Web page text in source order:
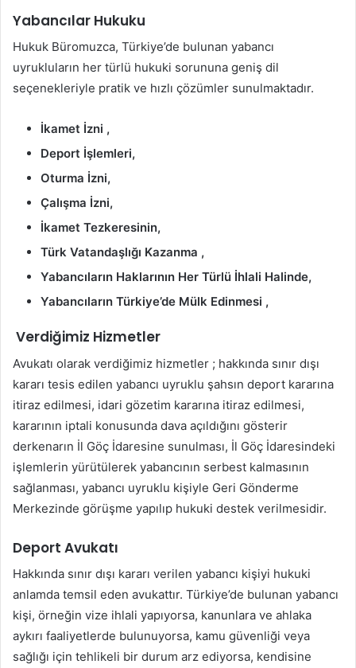
Yabancılar Hukuku
Hukuk Büromuzca, Türkiye’de bulunan yabancı
uyrukluların her türlü hukuki sorununa geniş dil
seçenekleriyle pratik ve hızlı çözümler sunulmaktadır.
İkamet İzni ,
Deport İşlemleri,
Oturma İzni,
Çalışma İzni,
İkamet Tezkeresinin,
Türk Vatandaşlığı Kazanma ,
Yabancıların Haklarının Her Türlü İhlali Halinde,
Yabancıların Türkiye’de Mülk Edinmesi ,
Verdiğimiz Hizmetler
Avukatı olarak verdiğimiz hizmetler ; hakkında sınır dışı
kararı tesis edilen yabancı uyruklu şahsın deport kararına
itiraz edilmesi, idari gözetim kararına itiraz edilmesi,
kararının iptali konusunda dava açıldığını gösterir
derkenarın İl Göç İdaresine sunulması, İl Göç İdaresindeki
işlemlerin yürütülerek yabancının serbest kalmasının
sağlanması, yabancı uyruklu kişiyle Geri Gönderme
Merkezinde görüşme yapılıp hukuki destek verilmesidir.
Deport Avukatı
Hakkında sınır dışı kararı verilen yabancı kişiyi hukuki
anlamda temsil eden avukattır. Türkiye’de bulunan yabancı
kişi, örneğin vize ihlali yapıyorsa, kanunlara ve ahlaka
aykırı faaliyetlerde bulunuyorsa, kamu güvenliği veya
sağlığı için tehlikeli bir durum arz ediyorsa, kendisine